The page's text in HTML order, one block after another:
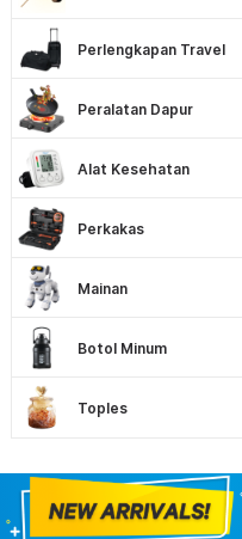
Perlengkapan Travel
Peralatan Dapur
Alat Kesehatan
Perkakas
Mainan
Botol Minum
Toples